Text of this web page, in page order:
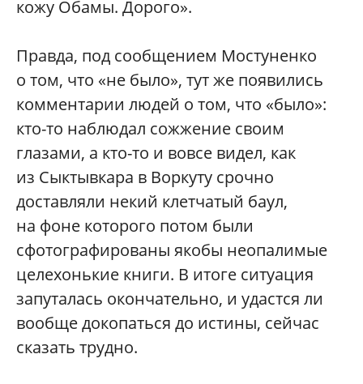
кожу Обамы. Дорого».
Правда, под сообщением Мостуненко
о том, что «не было», тут же появились
комментарии людей о том, что «было»:
кто-то наблюдал сожжение своим
глазами, а кто-то и вовсе видел, как
из Сыктывкара в Воркуту срочно
доставляли некий клетчатый баул,
на фоне которого потом были
сфотографированы якобы неопалимые
целехонькие книги. В итоге ситуация
запуталась окончательно, и удастся ли
вообще докопаться до истины, сейчас
сказать трудно.